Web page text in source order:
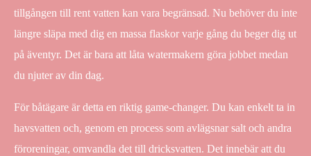
tillgången till rent vatten kan vara begränsad. Nu behöver du inte
längre släpa med dig en massa flaskor varje gång du beger dig ut
på äventyr. Det är bara att låta watermakern göra jobbet medan
du njuter av din dag.
För båtägare är detta en riktig game-changer. Du kan enkelt ta in
havsvatten och, genom en process som avlägsnar salt och andra
föroreningar, omvandla det till dricksvatten. Det innebär att du